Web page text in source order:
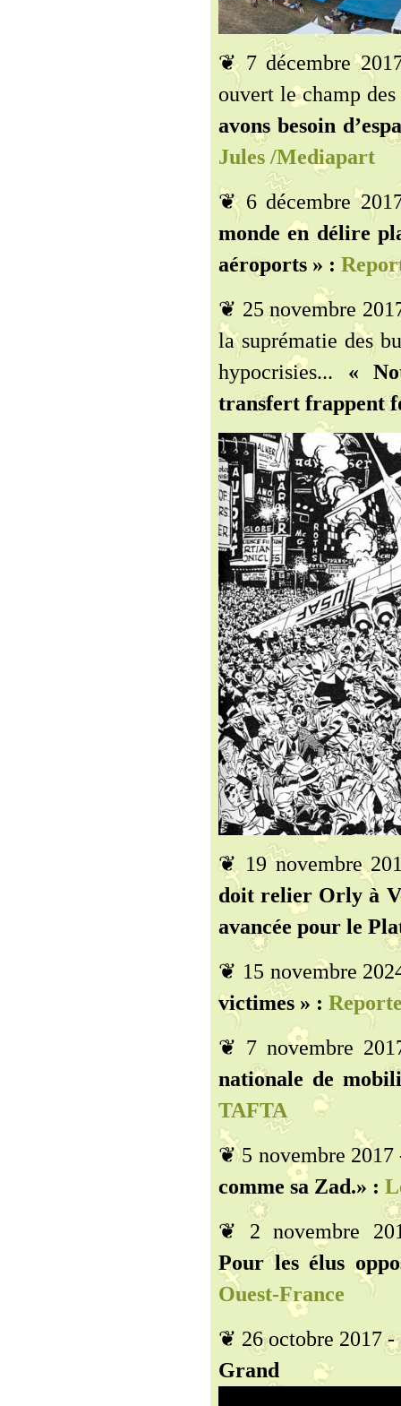
❦ 7 décembre
ouvert le champ
avons besoin
Jules /Mediapart
❦ 6 décembre
monde en délire
aéroports » :
❦ 25 novembre
la suprématie des
hypocrisies... «
transfert frappent
❦ 19 novembre
doit relier Orly à
avancée pour le
❦ 15 novembre
victimes » :
❦ 7 novembre
nationale de
TAFTA
❦ 5 novembre
comme sa Zad.» :
❦ 2 novembre
Pour les élus
Ouest-France
❦ 26 octobre 2017 -